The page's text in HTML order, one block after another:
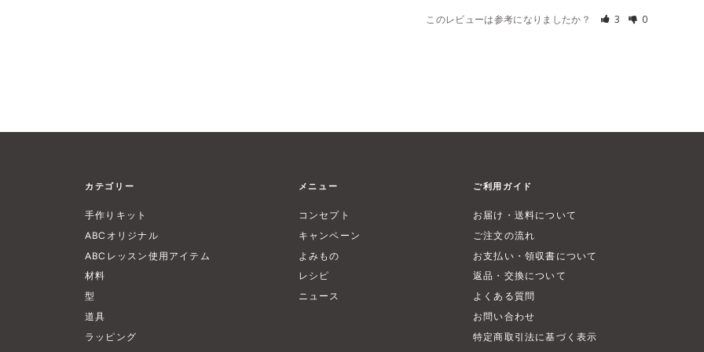
このレビューは参考になりましたか？ 3 0
カテゴリー
手作りキット
ABCオリジナル
ABCレッスン使用アイテム
材料
型
道具
ラッピング
メニュー
コンセプト
キャンペーン
よみもの
レシピ
ニュース
ご利用ガイド
お届け・送料について
ご注文の流れ
お支払い・領収書について
返品・交換について
よくある質問
お問い合わせ
特定商取引法に基づく表示